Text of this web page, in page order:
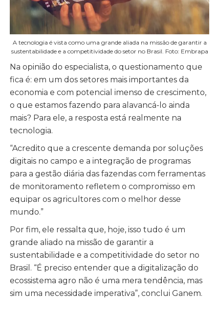
A tecnologia é vista como uma grande aliada na missão de garantir a
sustentabilidade e a competitividade do setor no Brasil. Foto: Embrapa
Na opinião do especialista, o questionamento que
fica é: em um dos setores mais importantes da
economia e com potencial imenso de crescimento,
o que estamos fazendo para alavancá-lo ainda
mais? Para ele, a resposta está realmente na
tecnologia.
“Acredito que a crescente demanda por soluções
digitais no campo e a integração de programas
para a gestão diária das fazendas com ferramentas
de monitoramento refletem o compromisso em
equipar os agricultores com o melhor desse
mundo.”
Por fim, ele ressalta que, hoje, isso tudo é um
grande aliado na missão de garantir a
sustentabilidade e a competitividade do setor no
Brasil. “É preciso entender que a digitalização do
ecossistema agro não é uma mera tendência, mas
sim uma necessidade imperativa”, conclui Ganem.